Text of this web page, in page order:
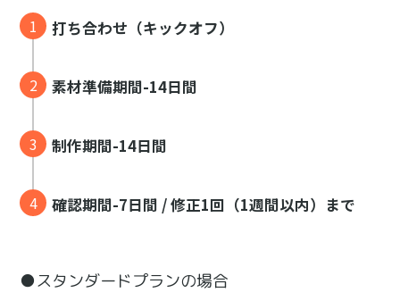
打ち合わせ（キックオフ）
素材準備期間-14日間
制作期間-14日間
確認期間-7日間 / 修正1回（1週間以内）まで
●スタンダードプランの場合